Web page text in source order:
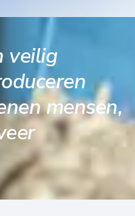
veilig
mensen,